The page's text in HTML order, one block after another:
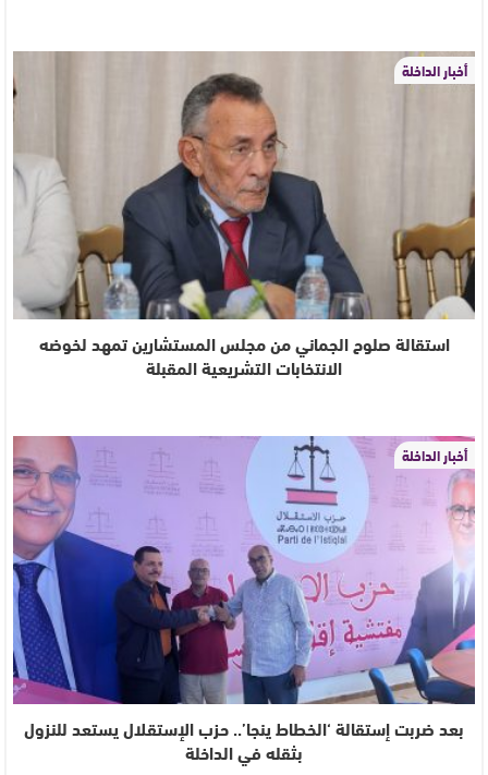
أخبار الداخلة
استقالة صلوح الجماني من مجلس المستشارين تمهد لخوضه
الانتخابات التشريعية المقبلة
أخبار الداخلة
بعد ضربت إستقالة ‘الخطاط ينجا’.. حزب الإستقلال يستعد للنزول
بثقله في الداخلة